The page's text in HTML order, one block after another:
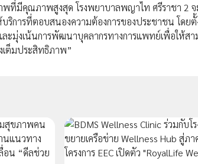
พที่มีคุณภาพสูงสุด โรงพยาบาลพญาไท ศรีราชา 2
ริการที่ตอบสนองความต้องการของประชาชน โดย
มุ่งเน้นการพัฒนาบุคลากรทางการแพทย์เพื่อให้สา
ต็มประสิทธิภาพ”